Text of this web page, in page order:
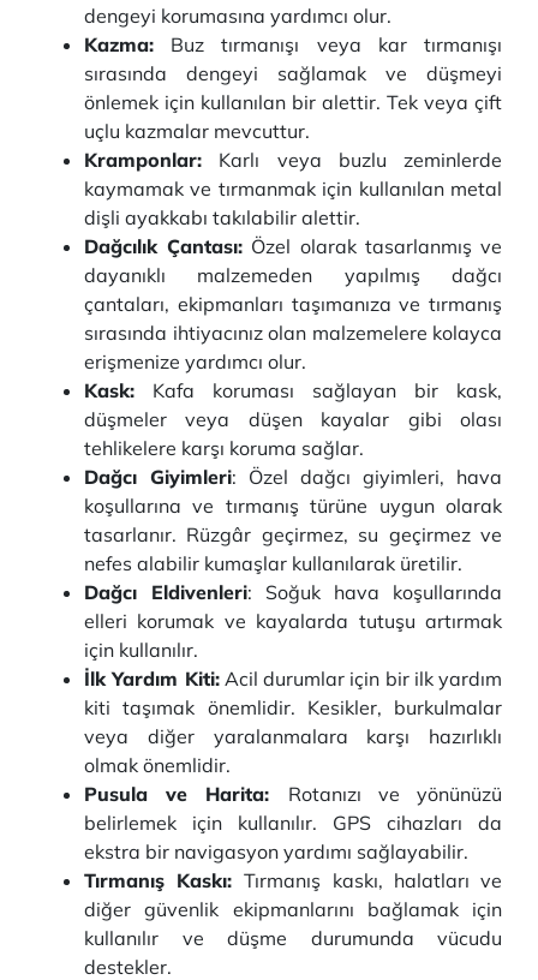
dengeyi korumasına yardımcı olur.
Kazma: Buz tırmanışı veya kar tırmanışı
sırasında dengeyi sağlamak ve düşmeyi
önlemek için kullanılan bir alettir. Tek veya çift
uçlu kazmalar mevcuttur.
Kramponlar: Karlı veya buzlu zeminlerde
kaymamak ve tırmanmak için kullanılan metal
dişli ayakkabı takılabilir alettir.
Dağcılık Çantası: Özel olarak tasarlanmış ve
dayanıklı malzemeden yapılmış dağcı
çantaları, ekipmanları taşımanıza ve tırmanış
sırasında ihtiyacınız olan malzemelere kolayca
erişmenize yardımcı olur.
Kask: Kafa koruması sağlayan bir kask,
düşmeler veya düşen kayalar gibi olası
tehlikelere karşı koruma sağlar.
Dağcı Giyimleri: Özel dağcı giyimleri, hava
koşullarına ve tırmanış türüne uygun olarak
tasarlanır. Rüzgâr geçirmez, su geçirmez ve
nefes alabilir kumaşlar kullanılarak üretilir.
Dağcı Eldivenleri: Soğuk hava koşullarında
elleri korumak ve kayalarda tutuşu artırmak
için kullanılır.
İlk Yardım Kiti:Acil durumlar için bir ilk yardım
kiti taşımak önemlidir. Kesikler, burkulmalar
veya diğer yaralanmalara karşı hazırlıklı
olmak önemlidir.
Pusula ve Harita: Rotanızı ve yönünüzü
belirlemek için kullanılır. GPS cihazları da
ekstra bir navigasyon yardımı sağlayabilir.
Tırmanış Kaskı:Tırmanış kaskı, halatları ve
diğer güvenlik ekipmanlarını bağlamak için
kullanılır ve düşme durumunda vücudu
destekler.